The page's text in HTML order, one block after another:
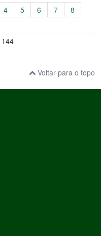
4 5 6 7
8
Voltar para o topo